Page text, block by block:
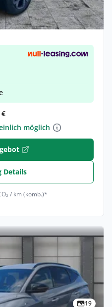
kW)
möglich
Details
/ km (komb.)*
19